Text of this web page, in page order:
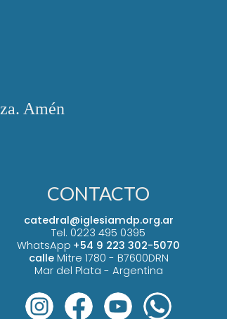
Amén
CONTACTO
catedral@iglesiamdp.org.ar
Tel. 0223 495 0395
WhatsApp +54 9 223 302-5070
calle Mitre 1780 - B7600DRN
Mar del Plata - Argentina